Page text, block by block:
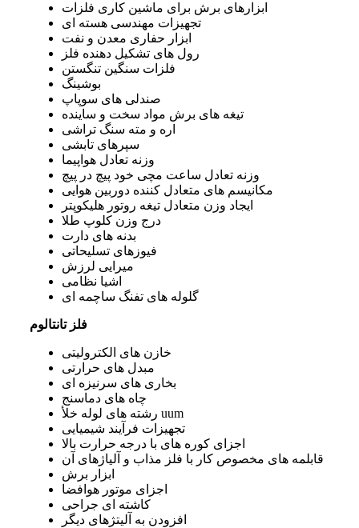
ابزارهای برش برای ماشین‌ کاری فلزات
تجهیزات مهندسی هسته‌ ای
ابزار حفاری معدن و نفت
رول ‌های تشکیل‌ دهنده فلز
فلزات سنگین تنگستن
بوشینگ
صندلی ‌های سوپاپ
تیغه ‌های برش مواد سخت و ساینده
اره و مته سنگ ‌تراشی
سپرهای تابشی
وزنه تعادل هواپیما
وزنه تعادل ساعت مچی خود پیچ در پیچ
مکانیسم‌ های متعادل‌ کننده دوربین هوایی
ایجاد وزن متعادل تیغه روتور هلیکوپتر
درج وزن کلوپ طلا
بدنه‌ های دارت
فیوزهای تسلیحاتی
میرایی لرزش
اشیا نظامی
گلوله‌ های تفنگ ساچمه ‌ای
فلز تانتالوم
خازن ‌های الکترولیتی
مبدل ‌های حرارتی
بخاری‌ های سرنیزه‌ ای
چاه‌ های دماسنج
رشته‌ های لوله خلأ uum
تجهیزات فرآیند شیمیایی
اجزای کوره ‌های با درجه حرارت بالا
قابلمه ‌های مخصوص کار با فلز مذاب و آلیاژهای آن
ابزار برش
اجزای موتور هوافضا
کاشته‌ ای جراحی
افزودن به آلیتژهای دیگر